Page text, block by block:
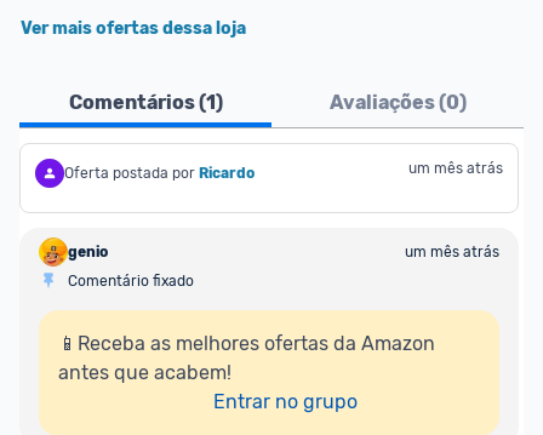
Ver mais ofertas dessa loja
Comentários (1) Avaliações (0)
Oferta postada por Ricardo um mês atrás
genio
um mês atrás
Comentário fixado
📱Receba as melhores ofertas da Amazon
antes que acabem!
Entrar no grupo